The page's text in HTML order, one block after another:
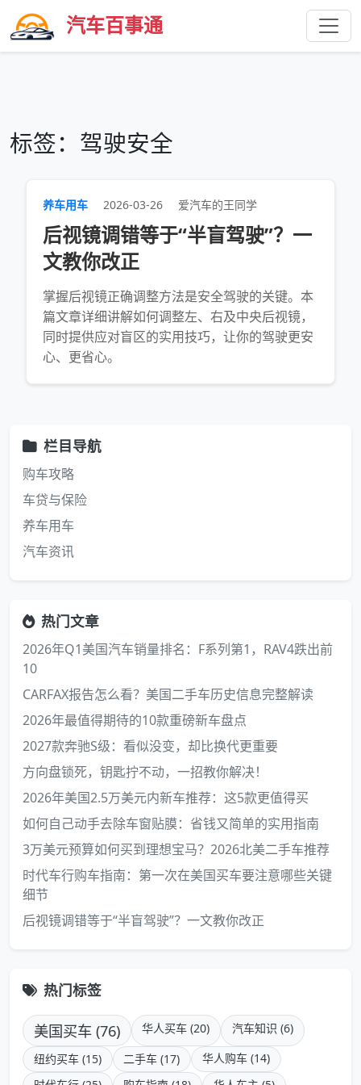
汽车百事通
标签：驾驶安全
养车用车 2026-03-26 爱汽车的王同学
后视镜调错等于“半盲驾驶”？一
文教你改正
掌握后视镜正确调整方法是安全驾驶的关键。本
篇文章详细讲解如何调整左、右及中央后视镜，
同时提供应对盲区的实用技巧，让你的驾驶更安
心、更省心。
栏目导航
购车攻略
车贷与保险
养车用车
汽车资讯
热门文章
2026年Q1美国汽车销量排名：F系列第1，RAV4跌出前
10
CARFAX报告怎么看？美国二手车历史信息完整解读
2026年最值得期待的10款重磅新车盘点
2027款奔驰S级：看似没变，却比换代更重要
方向盘锁死，钥匙拧不动，一招教你解决！
2026年美国2.5万美元内新车推荐：这5款更值得买
如何自己动手去除车窗贴膜：省钱又简单的实用指南
3万美元预算如何买到理想宝马？2026北美二手车推荐
时代车行购车指南：第一次在美国买车要注意哪些关键
细节
后视镜调错等于“半盲驾驶”？一文教你改正
热门标签
美国买车 (76) 华人买车 (20) 汽车知识 (6)
纽约买车 (15) 二手车 (17)
华人购车 (14)